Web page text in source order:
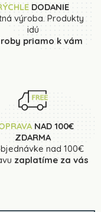
DODANIE
výroba. Produkty
idú
priamo k vám
NAD 100€
ZDARMA
nad 100€
zaplatíme za vás